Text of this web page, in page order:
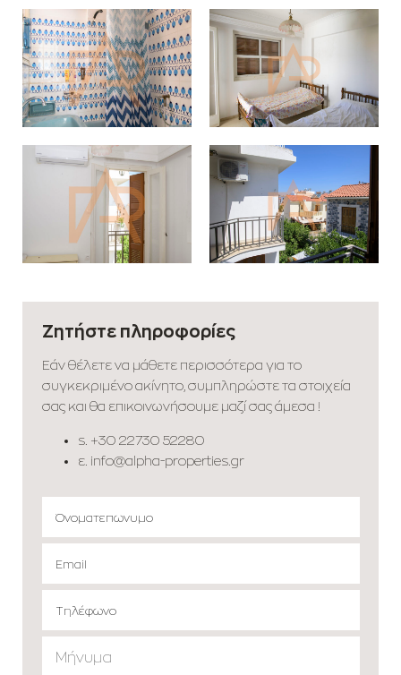
Ζητήστε πληροφορίες
Εάν θέλετε να μάθετε περισσότερα για το
συγκεκριμένο ακίνητο, συμπληρώστε τα στοιχεία
σας και θα επικοινωνήσουμε μαζί σας άμεσα !
s. +30 22730 52280
ε. info@alpha-properties.gr